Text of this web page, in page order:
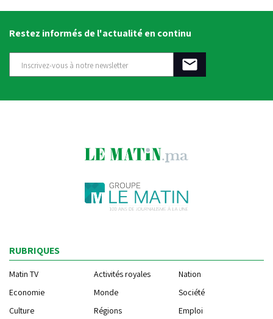
Restez informés de l'actualité en continu
RUBRIQUES
Matin TV Activités royales
Nation
Economie
Monde
Société
Culture
Régions
Emploi